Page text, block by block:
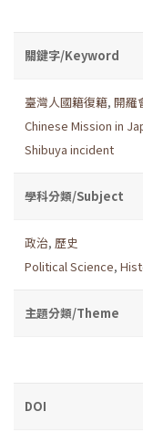
關鍵字/Keyword
臺灣人國籍復籍, 開羅
Chinese Mission in
Shibuya incident
學科分類/Subject
政治, 歷史
Political Science,
主題分類/Theme
DOI